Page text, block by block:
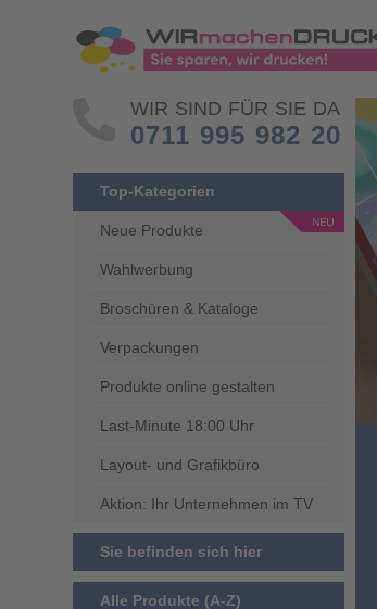
WIR SIND FÜR SIE DA
0711 995 982 20
Top-Kategorien
Neue Produkte
Wahlwerbung
Broschüren & Kataloge
Verpackungen
Produkte online gestalten
Last-Minute 18:00 Uhr
Layout- und Grafikbüro
Aktion: Ihr Unternehmen im TV
Sie befinden sich hier
Alle Produkte (A-Z)